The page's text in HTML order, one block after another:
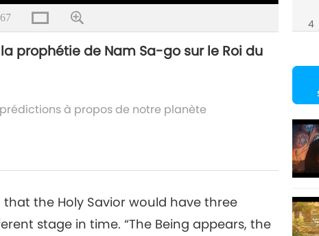
67
la prophétie de Nam Sa-go sur le Roi du
à propos de notre planète
the Holy Savior would have three
stage in time. “The Being appears, the
4
5
6